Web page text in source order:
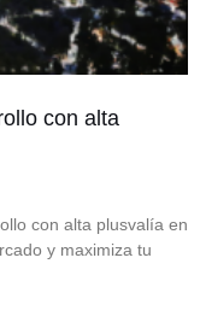
con alta
con alta plusvalía en
y maximiza tu